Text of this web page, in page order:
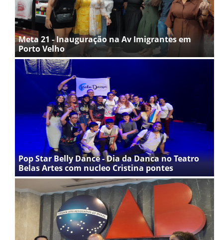
Meta 21 - Inauguração na Av Imigrantes em
Porto Velho
Pop Star Belly Dance - Dia da Danca no Teatro
Belas Artes com nucleo Cristina pontes